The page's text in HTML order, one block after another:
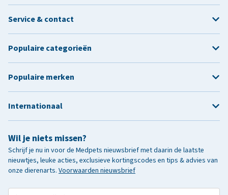
Wil je niets missen?
Schrijf je nu in voor de Medpets nieuwsbrief met daarin de laatste
nieuwtjes, leuke acties, exclusieve kortingscodes en tips & advies van
onze dierenarts. Voorwaarden nieuwsbrief
Service & contact
Populaire categorieën
Populaire merken
Internationaal